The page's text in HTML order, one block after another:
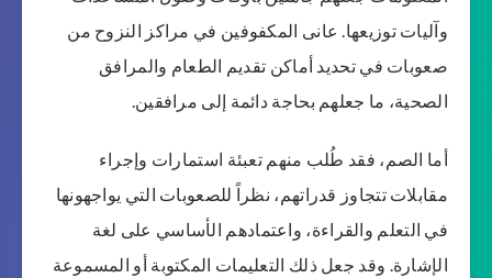
وآليات توزيعها. عانى المكفوفين في مراكز النزوح من
صعوبات في تحديد أماكن تقديم الطعام والمرافق
الصحية، ما جعلهم بحاجة دائمة إلى مرافقين.
أما الصم، فقد طُلب منهم تعبئة استمارات وإجراء
مقابلات تتجاوز قدراتهم، نظراً للصعوبات التي يواجهونها
في التعلم والقراءة، واعتمادهم الأساسي على لغة
الإشارة. وقد جعل ذلك التعليمات المكتوبة أو المسموعة